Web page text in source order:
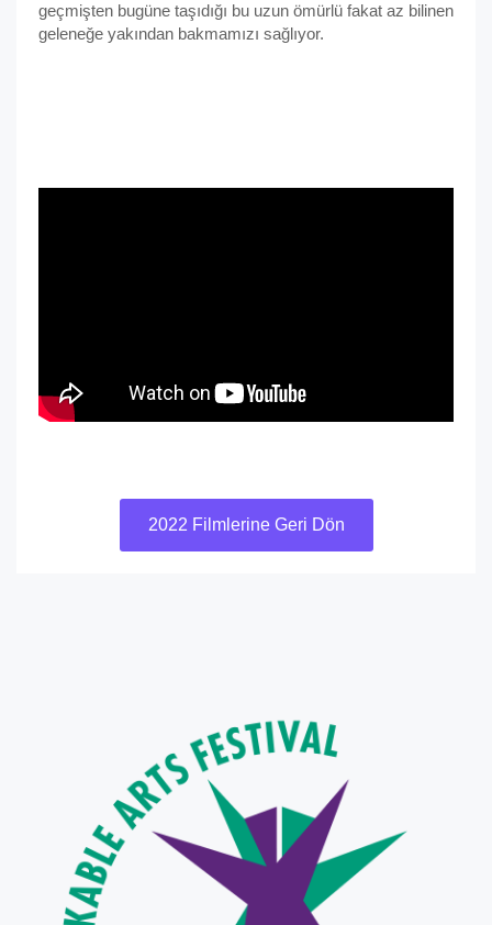
geçmişten bugüne taşıdığı bu uzun ömürlü fakat az bilinen
geleneğe yakından bakmamızı sağlıyor.
2022 Filmlerine Geri Dön